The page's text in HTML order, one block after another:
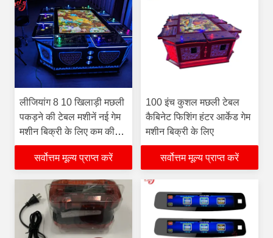
लीजियांग 8 10 खिलाड़ी मछली
पकड़ने की टेबल मशीनें नई गेम
मशीन बिक्री के लिए कम कीमत
वाली गुआंगज़ौ हॉट सेलिंग
फैक्ट्रीसर्वोत्तम मूल्य प्राप्त करें
100 इंच कुशल मछली टेबल
कैबिनेट फिशिंग हंटर आर्केड गेम
मशीन बिक्री के लिए
सर्वोत्तम मूल्य प्राप्त करें